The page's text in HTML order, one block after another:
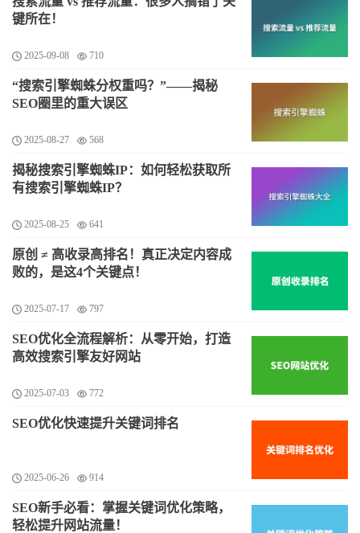
键所在！
2025-09-08 710
“搜索引擎蜘蛛分权重吗？”——揭秘
SEO圈里的重大误区
2025-08-27 568
揭秘搜索引擎蜘蛛IP：如何轻松获取所
有搜索引擎蜘蛛IP？
2025-08-25 641
原创 ≠ 高收录高排名！真正决定内容成
败的，是这4个关键点！
2025-07-17 797
SEO优化全流程解析：从零开始，打造
高效搜索引擎友好网站
2025-07-03 772
SEO优化快速提升关键词排名
2025-06-26 914
SEO新手必看：掌握关键词优化策略，
轻松提升网站流量！